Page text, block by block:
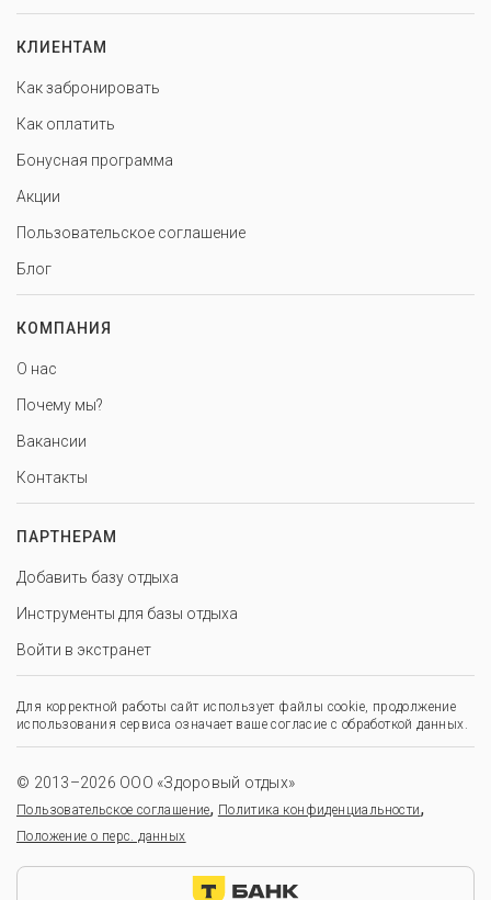
КЛИЕНТАМ
Как забронировать
Как оплатить
Бонусная программа
Акции
Пользовательское соглашение
Блог
КОМПАНИЯ
О нас
Почему мы?
Вакансии
Контакты
ПАРТНЕРАМ
Добавить базу отдыха
Инструменты для базы отдыха
Войти в экстранет
Для корректной работы сайт использует файлы cookie, продолжение
использования сервиса означает ваше согласие с обработкой данных.
© 2013–2026 ООО «Здоровый отдых»
Пользовательское соглашение, Политика конфиденциальности,
Положение о перс. данных